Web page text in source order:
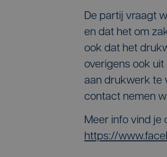
De partij vraagt
en dat het om
ook dat het
overigens ook
aan drukwerk te
contact nemen
Meer info vind je
https://